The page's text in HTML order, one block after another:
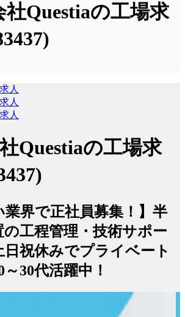
社Questiaの工場求
人
人
人
Questiaの工場求
業界で正社員募集！】半
工程管理・技術サポー
日祝休みでプライベート
30代活躍中！